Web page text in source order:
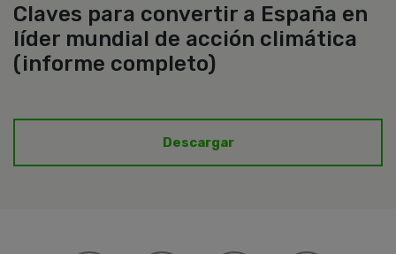
Claves para convertir a España en
líder mundial de acción climática
(informe completo)
Descargar